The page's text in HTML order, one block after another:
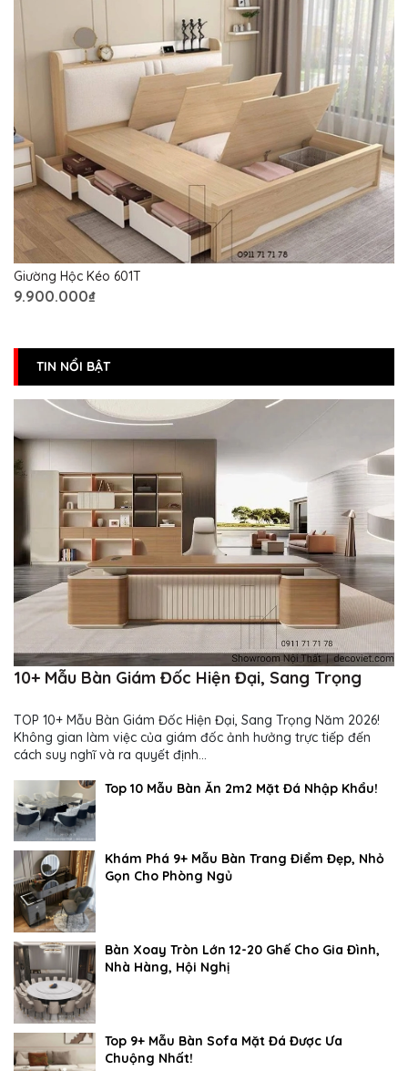
Giường Hộc Kéo 601T
9.900.000₫
TIN NỔI BẬT
10+ Mẫu Bàn Giám Đốc Hiện Đại, Sang Trọng
TOP 10+ Mẫu Bàn Giám Đốc Hiện Đại, Sang Trọng Năm 2026!
Không gian làm việc của giám đốc ảnh hưởng trực tiếp đến
cách suy nghĩ và ra quyết định...
Top 10 Mẫu Bàn Ăn 2m2 Mặt Đá Nhập Khẩu!
Khám Phá 9+ Mẫu Bàn Trang Điểm Đẹp, Nhỏ
Gọn Cho Phòng Ngủ
Bàn Xoay Tròn Lớn 12-20 Ghế Cho Gia Đình,
Nhà Hàng, Hội Nghị
Top 9+ Mẫu Bàn Sofa Mặt Đá Được Ưa
Chuộng Nhất!